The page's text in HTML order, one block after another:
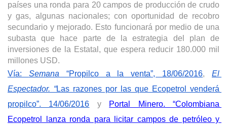
países una ronda para 20 campos de producción de crudo
y gas, algunas nacionales; con oportunidad de recobro
secundario y mejorado. Esto funcionará por medio de una
subasta que hace parte de la estrategia del plan de
inversiones de la Estatal, que espera reducir 180.000 mil
millones USD.
Vía: Semana “Propilco a la venta”, 18/06/2016, El
Espectador. “Las razones por las que Ecopetrol venderá
propilco”. 14/06/2016 y
Portal Minero. “Colombiana
Ecopetrol lanza ronda para licitar campos de petróleo y